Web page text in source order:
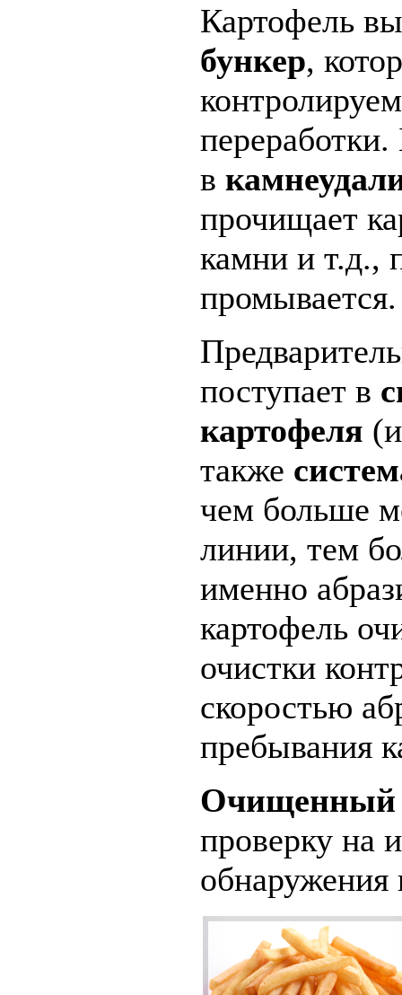
Картофель
бункер,
в
прочищает
камни и т.д.,
промывается.
поступает в
картофеля
также
чем больше
линии, тем
именно
картофель
очистки
скоростью
пребывания
Очищенный
проверку на
обнаружения